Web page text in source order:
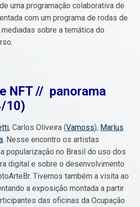
uma programação colaborativa de
com um programa de rodas de
sobre a temática do
NFT // panorama
10)
, Carlos Oliveira (Vamoss), Marlus
. Nesse encontro os artistas
popularização no Brasil do uso dos
digital e sobre o desenvolvimento
Tivemos também a visita ao
a exposição montada a partir
das oficinas da Ocupação